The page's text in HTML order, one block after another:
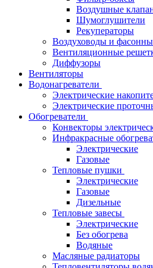
Воздушные
Шумоглушители
Рекуператоры
Воздуховоды и
Вентиляционные
Диффузоры
Вентиляторы
Водонагреватели
Электрические
Электрические
Обогреватели
Конвекторы
Инфракрасные
Электрические
Газовые
Тепловые пушки
Электрические
Газовые
Дизельные
Тепловые завесы
Электрические
Без обогрева
Водяные
Масляные радиаторы